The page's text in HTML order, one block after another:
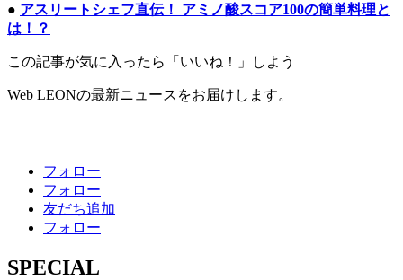
● アスリートシェフ直伝！ アミノ酸スコア100の簡単料理と
は！？
この記事が気に入ったら「いいね！」しよう
Web LEONの最新ニュースをお届けします。
フォロー
フォロー
友だち追加
フォロー
SPECIAL